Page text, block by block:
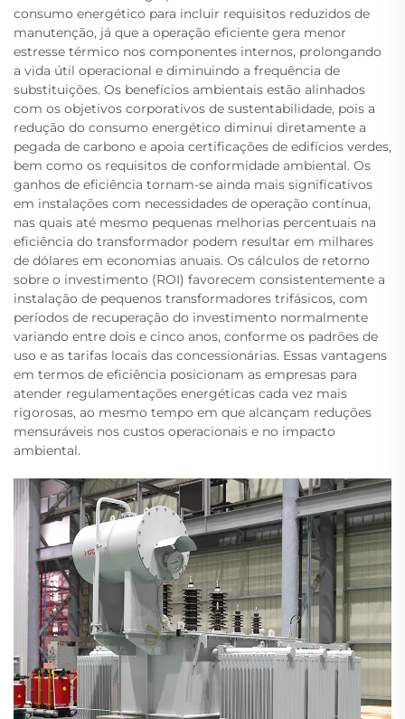
consumo energético para incluir requisitos reduzidos de
manutenção, já que a operação eficiente gera menor
estresse térmico nos componentes internos, prolongando
a vida útil operacional e diminuindo a frequência de
substituições. Os benefícios ambientais estão alinhados
com os objetivos corporativos de sustentabilidade, pois a
redução do consumo energético diminui diretamente a
pegada de carbono e apoia certificações de edifícios verdes,
bem como os requisitos de conformidade ambiental. Os
ganhos de eficiência tornam-se ainda mais significativos
em instalações com necessidades de operação contínua,
nas quais até mesmo pequenas melhorias percentuais na
eficiência do transformador podem resultar em milhares
de dólares em economias anuais. Os cálculos de retorno
sobre o investimento (ROI) favorecem consistentemente a
instalação de pequenos transformadores trifásicos, com
períodos de recuperação do investimento normalmente
variando entre dois e cinco anos, conforme os padrões de
uso e as tarifas locais das concessionárias. Essas vantagens
em termos de eficiência posicionam as empresas para
atender regulamentações energéticas cada vez mais
rigorosas, ao mesmo tempo em que alcançam reduções
mensuráveis nos custos operacionais e no impacto
ambiental.